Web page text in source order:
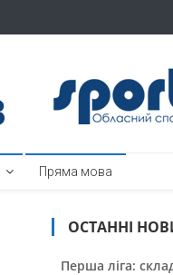
Пряма мова
ОСТАННІ
Перша ліга: